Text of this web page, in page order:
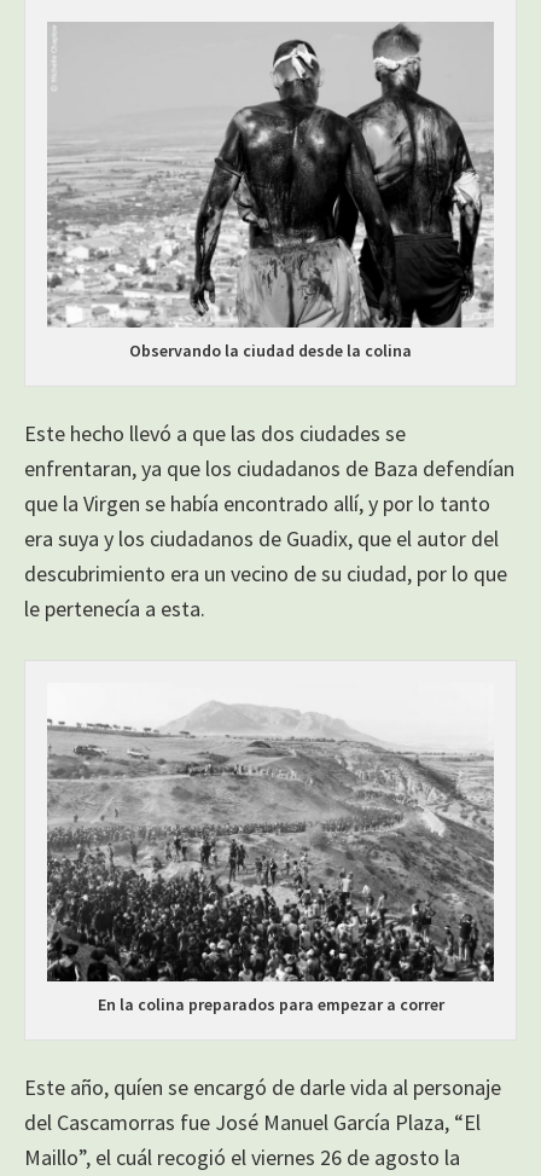
Observando la ciudad desde la colina
Este hecho llevó a que las dos ciudades se
enfrentaran, ya que los ciudadanos de Baza defendían
que la Virgen se había encontrado allí, y por lo tanto
era suya y los ciudadanos de Guadix, que el autor del
descubrimiento era un vecino de su ciudad, por lo que
le pertenecía a esta.
En la colina preparados para empezar a correr
Este año, quíen se encargó de darle vida al personaje
del Cascamorras fue José Manuel García Plaza, “El
Maillo”, el cuál recogió el viernes 26 de agosto la